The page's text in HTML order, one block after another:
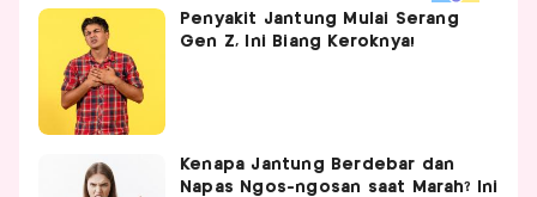
Penyakit Jantung Mulai Serang
Gen Z, Ini Biang Keroknya!
Kenapa Jantung Berdebar dan
Napas Ngos-ngosan saat Marah? Ini